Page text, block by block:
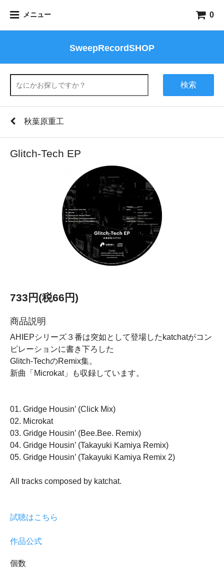
メニュー 0
SweepRecordSHOP
検索
秋葉原重工
Glitch-Tech EP
733円(税66円)
商品説明
AHIEPシリーズ３番は突如として登場したkatchatがコン
ピレーションに書き下ろした
Glitch-TechのRemix集。
新曲「Microkat」も収録しています。
01. Gridge Housin’ (Click Mix)
02. Microkat
03. Gridge Housin’ (Bee.Bee. Remix)
04. Gridge Housin’ (Takayuki Kamiya Remix)
05. Gridge Housin’ (Takayuki Kamiya Remix 2)
All tracks composed by katchat.
試聴はこちら
作品公式
個数